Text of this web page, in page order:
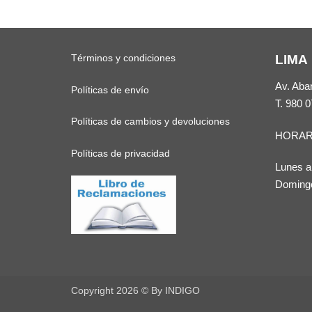
Términos y condiciones
Políticas de envío
Políticas de cambios y devoluciones
Políticas de privacidad
LIMA
Av.
T. 980
Lunes
Copyright 2026 © By INDIGO